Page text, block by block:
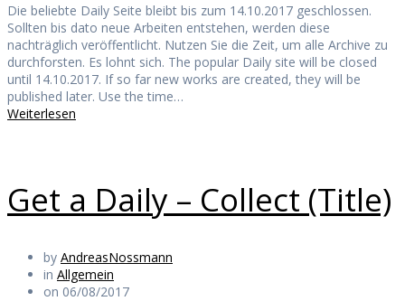
Die beliebte Daily Seite bleibt bis zum 14.10.2017 geschlossen.
Sollten bis dato neue Arbeiten entstehen, werden diese
nachträglich veröffentlicht. Nutzen Sie die Zeit, um alle Archive zu
durchforsten. Es lohnt sich. The popular Daily site will be closed
until 14.10.2017. If so far new works are created, they will be
published later. Use the time…
Weiterlesen
Get a Daily – Collect (Title)
by AndreasNossmann
in Allgemein
on 06/08/2017